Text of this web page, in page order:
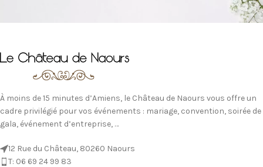
À moins de 15 minutes d’Amiens, le Château de Naours vous offre un
cadre privilégié pour vos événements : mariage, convention, soirée de
gala, événement d’entreprise, …
12 Rue du Château, 80260 Naours
T: 06 69 24 99 83